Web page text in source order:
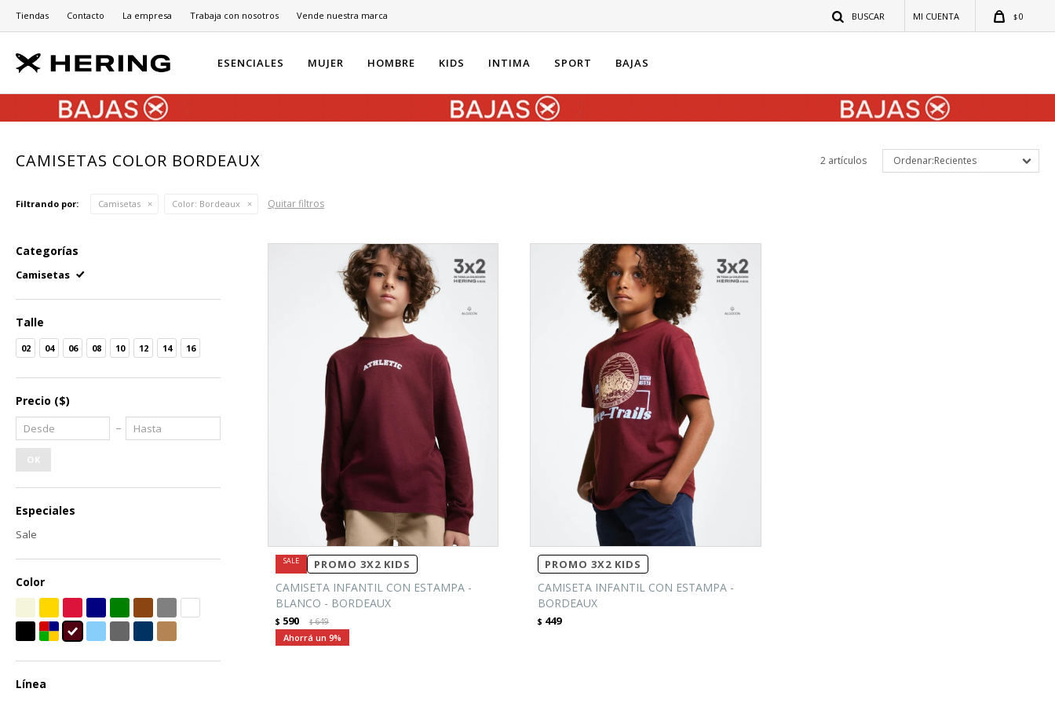
ESENCIALES MUJER HOMBRE KIDS INTIMA SPORT BAJAS
$0
Tiendas Contacto La empresa Trabaja con nosotros Vende nuestra marca
CAMISETAS COLOR BORDEAUX 2 artículos Recientes
Filtrando por: Camisetas Color: Bordeaux Quitar filtros
PROMO 3X2 KIDS
CAMISETA INFANTIL CON ESTAMPA -
BLANCO - BORDEAUX
$ 590 $649
9
PROMO 3X2 KIDS
CAMISETA INFANTIL CON ESTAMPA -
BORDEAUX
$ 449
Categorías
Camisetas
Talle
02 04 06 08 10 12 14 16
Precio ($)
OK
Especiales
Sale
Color
Línea